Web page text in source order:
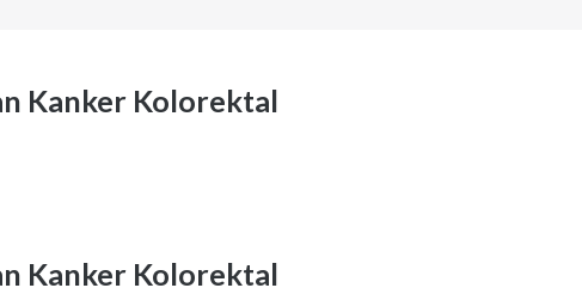
Kanker Kolorektal
Kanker Kolorektal